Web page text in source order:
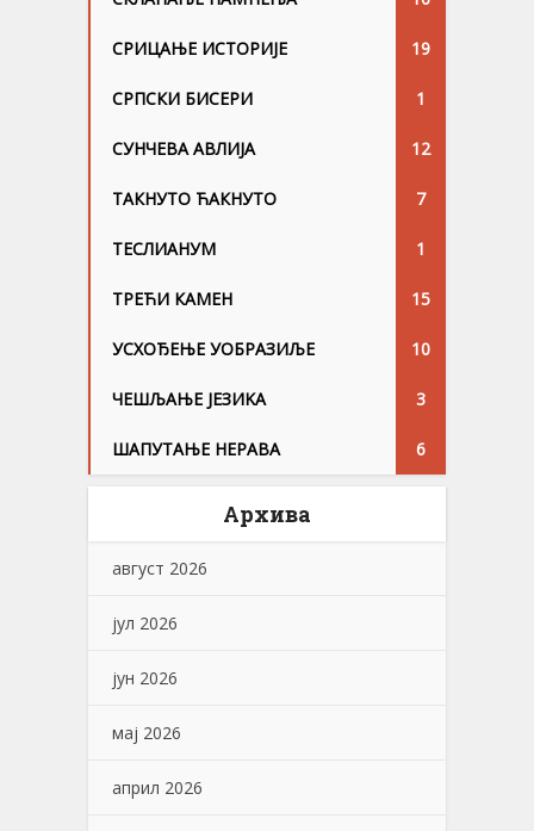
СРИЦАЊЕ ИСТОРИЈЕ 19
СРПСКИ БИСЕРИ 1
СУНЧЕВА АВЛИЈА 12
ТАКНУТО ЋАКНУТО 7
ТЕСЛИАНУМ 1
ТРЕЋИ КАМЕН 15
УСХОЂЕЊЕ УОБРАЗИЉЕ 10
ЧЕШЉАЊЕ ЈЕЗИKА 3
ШАПУТАЊЕ НЕРАВА 6
Архива
август 2026
јул 2026
јун 2026
мај 2026
април 2026